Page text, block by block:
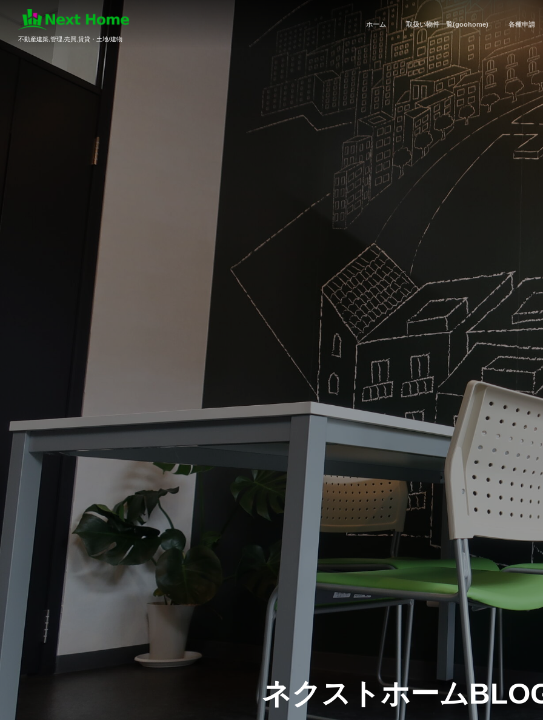
不動産建築,管理,売買,賃貸・土地/建物
ホーム 取扱い物件一覧(goohome) 各種申請
ネクストホーム